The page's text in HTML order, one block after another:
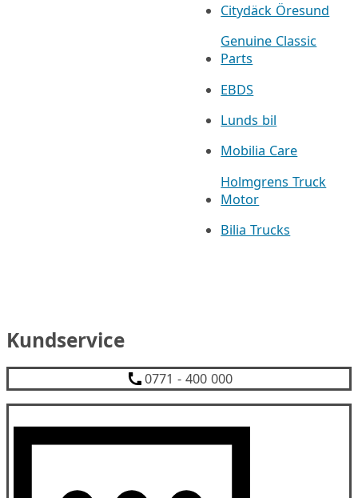
Citydäck Öresund
Genuine Classic
Parts
EBDS
Lunds bil
Mobilia Care
Holmgrens Truck
Motor
Bilia Trucks
Kundservice
0771 - 400 000